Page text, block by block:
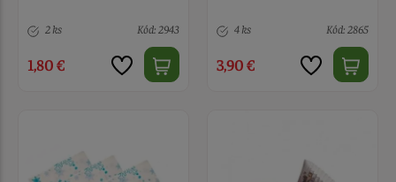
2 ks Kód: 2943
1,80 €
4 ks Kód: 2865
3,90 €